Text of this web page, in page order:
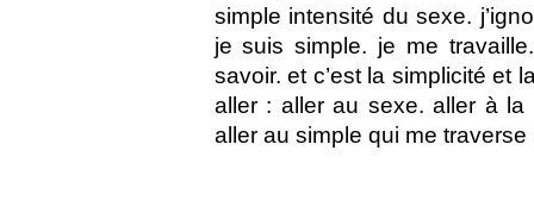
simple intensité du sexe.
je suis simple. je me
savoir. et c’est la simplicité et
aller : aller au sexe. aller à
aller au simple qui me